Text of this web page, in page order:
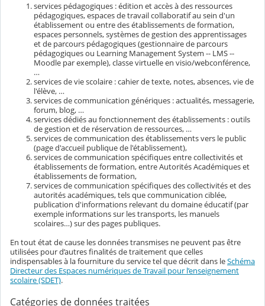
services pédagogiques : édition et accès à des ressources
pédagogiques, espaces de travail collaboratif au sein d'un
établissement ou entre des établissements de formation,
espaces personnels, systèmes de gestion des apprentissages
et de parcours pédagogiques (gestionnaire de parcours
pédagogiques ou Learning Management System -- LMS --
Moodle par exemple), classe virtuelle en visio/webconférence,
…
services de vie scolaire : cahier de texte, notes, absences, vie de
l'élève, …
services de communication génériques : actualités, messagerie,
forum, blog, …
services dédiés au fonctionnement des établissements : outils
de gestion et de réservation de ressources, …
services de communication des établissements vers le public
(page d'accueil publique de l'établissement),
services de communication spécifiques entre collectivités et
établissements de formation, entre Autorités Académiques et
établissements de formation,
services de communication spécifiques des collectivités et des
autorités académiques, tels que communication ciblée,
publication d'informations relevant du domaine éducatif (par
exemple informations sur les transports, les manuels
scolaires…) sur des pages publiques.
En tout état de cause les données transmises ne peuvent pas être
utilisées pour d’autres finalités de traitement que celles
indispensables à la fourniture du service tel que décrit dans leSchéma
Directeur des Espaces numériques de Travail pour l’enseignement
scolaire (SDET).
Catégories de données traitées